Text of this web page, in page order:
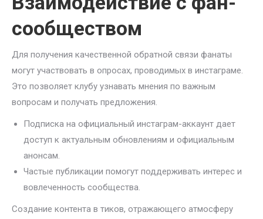
сообществом
Для получения качественной обратной связи фанаты
могут участвовать в опросах, проводимых в инстаграме.
Это позволяет клубу узнавать мнения по важным
вопросам и получать предложения.
Подписка на официальный инстаграм-аккаунт дает
доступ к актуальным обновлениям и официальным
анонсам.
Частые публикации помогут поддерживать интерес и
вовлеченность сообщества.
Создание контента в тиков, отражающего атмосферу